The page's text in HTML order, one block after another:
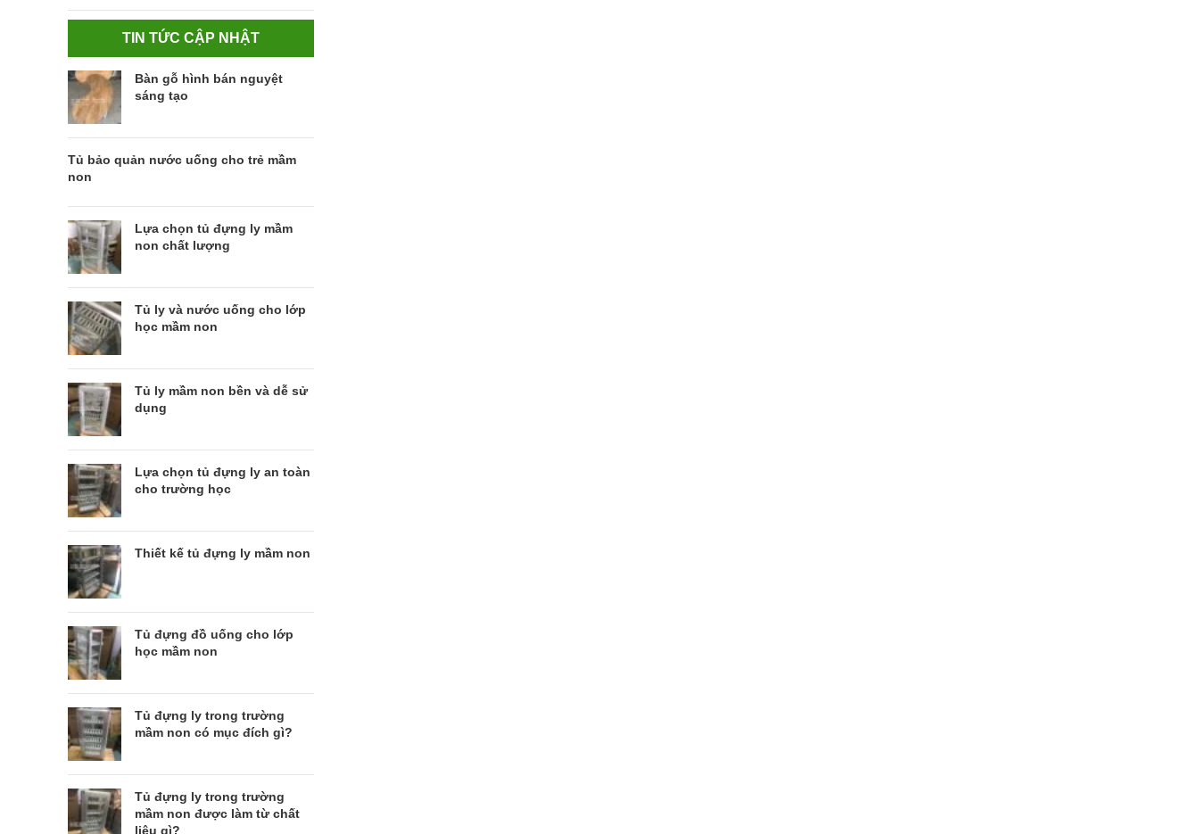
TIN TỨC CẬP NHẬT
Bàn gỗ hình bán nguyệt
sáng tạo
Tủ bảo quản nước uống cho trẻ mầm
non
Lựa chọn tủ đựng ly mầm
non chất lượng
Tủ ly và nước uống cho lớp
học mầm non
Tủ ly mầm non bền và dễ sử
dụng
Lựa chọn tủ đựng ly an toàn
cho trường học
Thiết kế tủ đựng ly mầm non
Tủ đựng đồ uống cho lớp
học mầm non
Tủ đựng ly trong trường
mầm non có mục đích gì?
Tủ đựng ly trong trường
mầm non được làm từ chất
liệu gì?